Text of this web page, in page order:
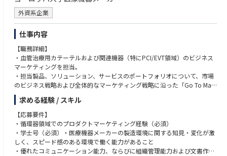
プロジェクトにおける「医師コミュニケーション」の専任窓口として、
医師からの個別の質問や問い合わせに対応します。
◆社内連携／施策検討
日々の面談やメッセージ配信から得られた「医師のリアルな生の声・反
応」をプロジェクトメンバー（MMやePMなど）へタイムリーに共有しま
す。集まった情報をもとに、「次はどんなアプローチが響くか」をチーム
で検討し、施策をより良いものへブラッシュアップしていきます。
◆集計／資料作成作業
医師の行動ログやアンケート回答など、プロジェクトを通じて取得した
各種データの集計を行います。集計した数字を製薬会社への定期報告資料
（PowerPoint等）へと落とし込み、プロジェクトの効果を可視化するサ
ポートを行います。
【この求人の魅力】
従来のフィールドMRの活動における「訪問規制による⾯会困難」や「移
動時間による効率低下」といった課題に対して、⽇本中の
外資系企業
仕事内容
【職務詳細】
・血管治療用カテーテルおよび関連機器（特にPCI/EVT領域）のビジネス
マーケティングを担当。
・担当製品、ソリューション、サービスのポートフォリオについて、市場
のビジネス戦略および全体的なマーケティング戦略に沿った「Go To Mark
et（市場参入）」アプローチの開発と実行を担当
・ビジネス各部門と連携し、新製品の導入および上市（ローンチ）を完璧
かつ円滑に行う
・市場におけるモダリティ営業およびクリニカルチームに対し、ビジネス
部門への担当窓口としてサポートとコーチングを行い、マーケティング戦
略と計画の整合性を確保する
求める経験 / スキル
【応募要件】
・循環器領域でのプロダクトマーケティング経験（必須）
・学士号（必須）・医療機器メーカーの製造環境に関する知見・変化が激
しく、スピード感のある環境で働く能力があること
・優れたコミュニケーション能力、ならびに組織管理能力および文書作成